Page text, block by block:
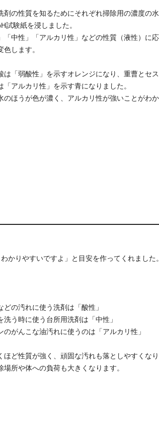
剤の性質を知るためにそれぞれ掃除用の濃度の
試験紙を浸しました。
「中性」「アルカリ性」などの性質（液性）に
色します。
は「弱酸性」を示すオレンジになり、重曹とセ
「アルカリ性」を示す青になりました。
のほうが色が濃く、アルカリ性が強いことがわ
かりやすいですよ」と目安を作ってくれました
どの汚れに使う洗剤は「酸性」
洗う時に使う台所用洗剤は「中性」
のがんこな油汚れに使うのは「アルカリ性」
ほど性質が強く、頑固な汚れも落としやすくな
場所や体への負荷も大きくなります。